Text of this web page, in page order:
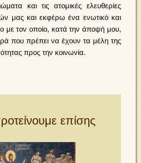
και τις ατομικές ελευθερίες
μας και εκφέρω ένα ενωτικό και
με τον οποίο, κατά την άποψή μου,
που πρέπει να έχουν τα μέλη της
προς την κοινωνία.
επίσης